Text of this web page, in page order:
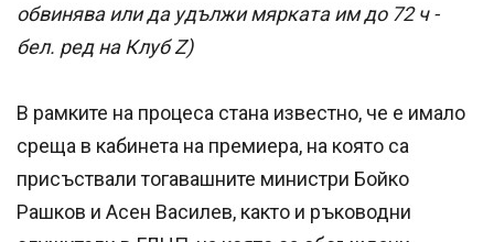
обвинява или да удължи мярката им до 72 ч -
бел. ред на Клуб Z)
В рамките на процеса стана известно, че е имало
среща в кабинета на премиера, на която са
присъствали тогавашните министри Бойко
Рашков и Асен Василев, както и ръководни